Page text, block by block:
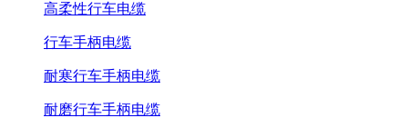
高柔性行车电缆
行车手柄电缆
耐寒行车手柄电缆
耐磨行车手柄电缆